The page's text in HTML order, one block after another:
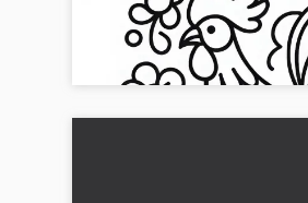
Last ned gratis fargelegging av
japansk stjernetegn. Begynn å